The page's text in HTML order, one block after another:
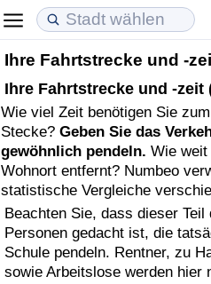
Ihre Fahrtstrecke und -
Ihre Fahrtstrecke und -zeit
Wie viel Zeit benötigen Sie
Stecke? Geben Sie das
gewöhnlich pendeln. Wie
Wohnort entfernt? Numbeo
statistische Vergleiche
Beachten Sie, dass dieser
Personen gedacht ist, die
Schule pendeln. Rentner, zu
sowie Arbeitslose werden hier
Lebenshaltungskosten
Lebenshaltungskosten-
Lebenshaltungskosten-Index
Lebenshaltungskosten-Index
in Akaba
Immobilienpreise
Immobilienpreis-Index
Immobilienpreis-Index
Immobilienpreis-Index nach
Lebensqualität
Lebensqualität-Index
Lebensqualität-Index
Lebensqualitätsindex nach
Kriminalität